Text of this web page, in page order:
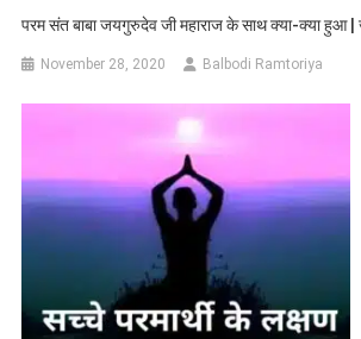
परम संत बाबा जयगुरुदेव जी महाराज के साथ क्या-क्या हुआ |
November 28, 2020 Balbodi Ramtoriya